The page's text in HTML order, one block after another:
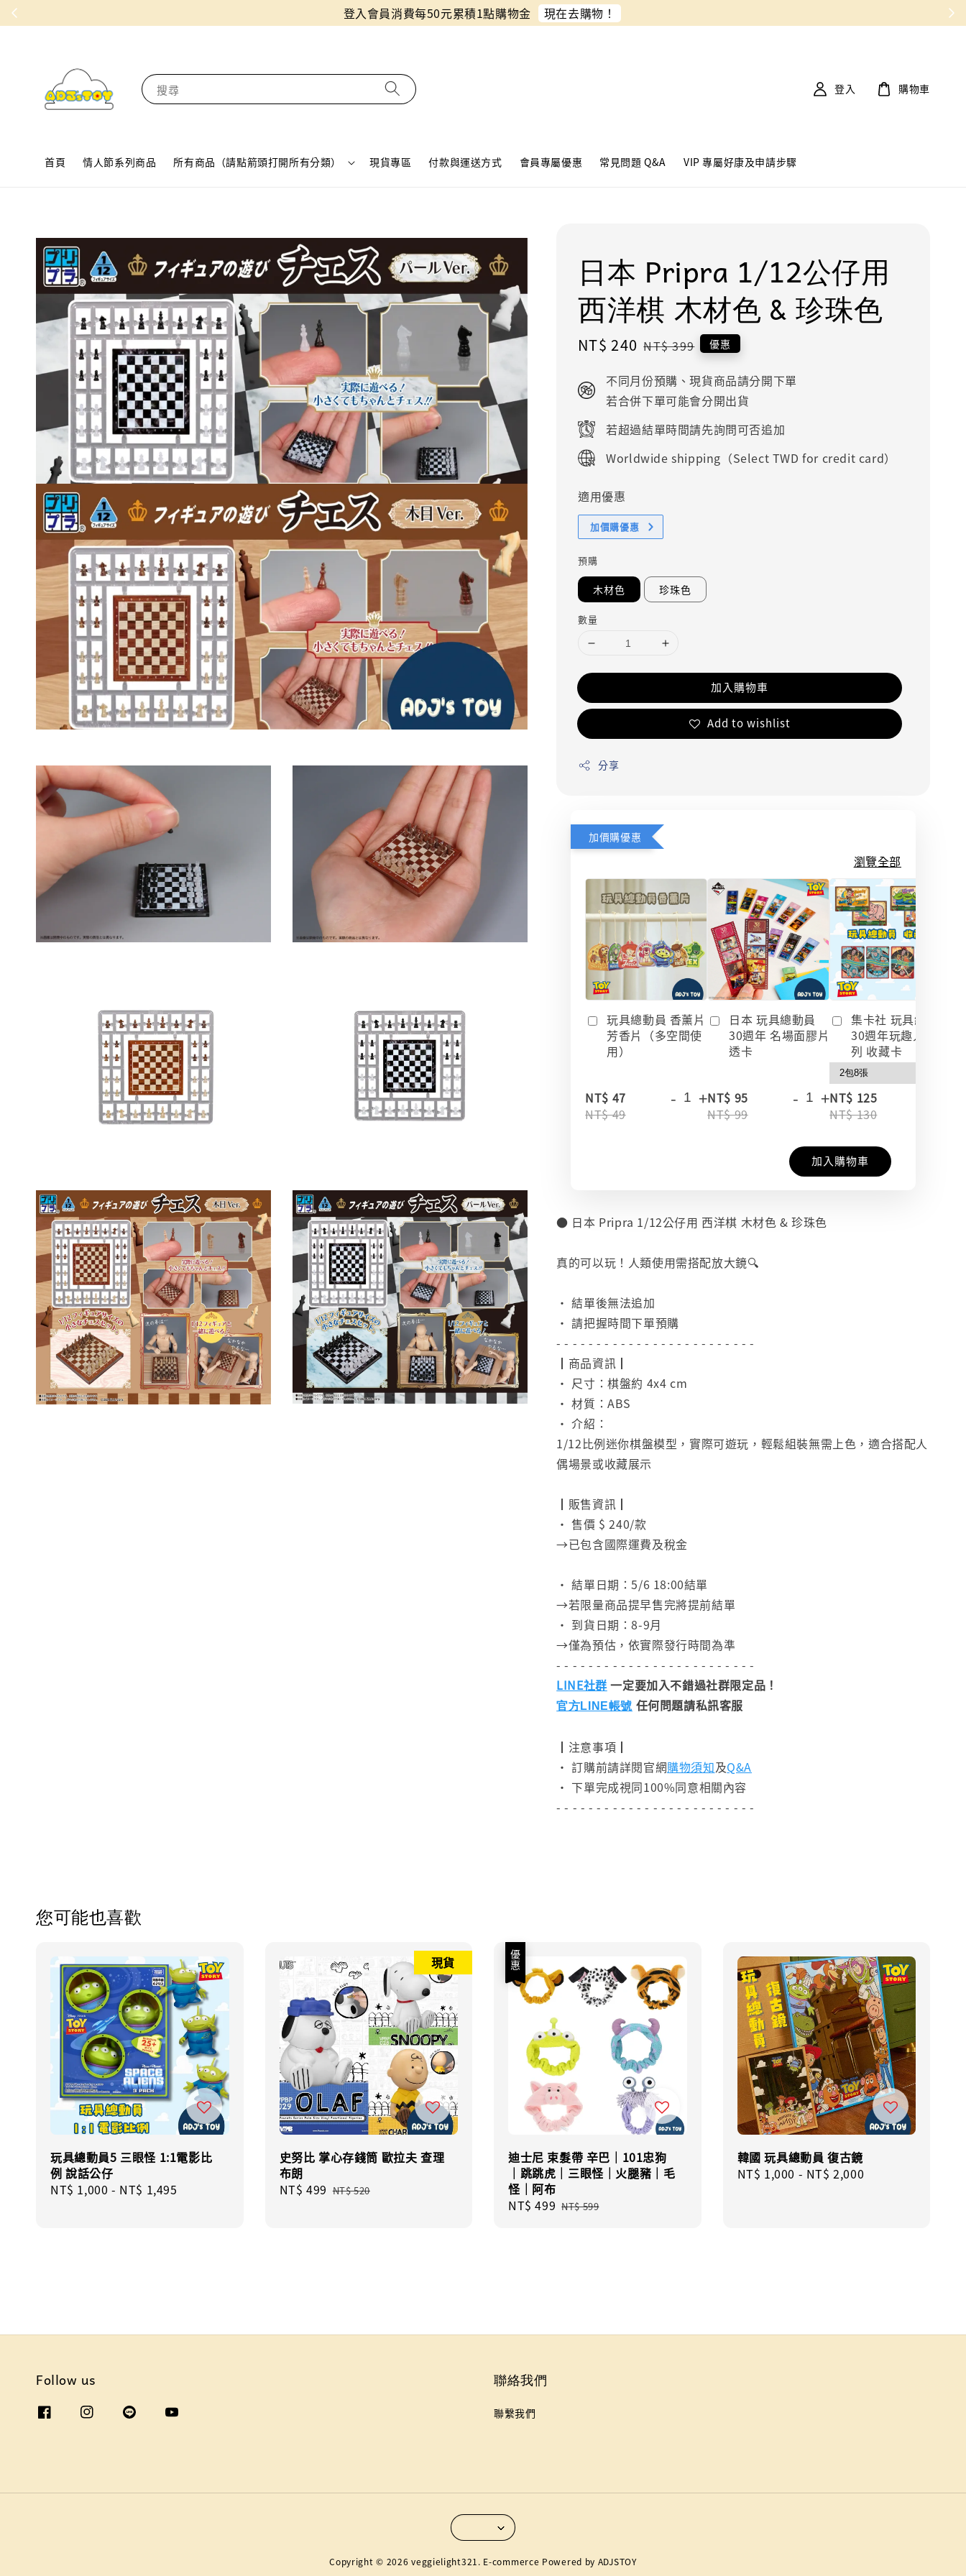
同月份預購單免費合併！只需付一筆運費
搜尋
首頁 情人節系列商品 所有商品（請點箭頭打開所有分類） 現貨專區 付款與運送方式 會員專屬優惠 常見問題 Q&A VIP 專屬好康及申請步驟
登入 購物車
日本 Pripra 1/12公仔用
西洋棋 木材色 & 珍珠色
Sale
NT$ 240 Regular
NT$ 399 優惠
不同月份預購、現貨商品請分開下單
若合併下單可能會分開出貨
若超過結單時間請先詢問可否追加
Worldwide shipping（Select TWD for credit card）
適用優惠
加價購優惠
預購
木材色 珍珠色
數量
加入購物車
Add to wishlist
分享
加價購優惠
瀏覽全部
玩具總動員 香薰片
芳香片（多空間使
用）
NT$ 47
NT$ 49
- +
日本 玩具總動員
30週年 名場面膠片
透卡
NT$ 95
NT$ 99
- +
集卡社 玩具總動員
30週年玩趣人生系
列 收藏卡
NT$ 125
NT$ 130
加入購物車
● 日本 Pripra 1/12公仔用 西洋棋 木材色 & 珍珠色
真的可以玩！人類使用需搭配放大鏡🔍
• 結單後無法追加
• 請把握時間下單預購
- - - - - - - - - - - - - - - - - - - - - - - - -
┃商品資訊┃
• 尺寸：棋盤約 4x4 cm
• 材質：ABS
• 介紹：
1/12比例迷你棋盤模型，實際可遊玩，輕鬆組裝無需上色，適合搭配人
偶場景或收藏展示
┃販售資訊┃
• 售價 $ 240/款
→已包含國際運費及稅金
• 結單日期：5/6 18:00結單
→若限量商品提早售完將提前結單
• 到貨日期：8-9月
→僅為預估，依實際發行時間為準
- - - - - - - - - - - - - - - - - - - - - - - - -
LINE社群 一定要加入不錯過社群限定品！
官方LINE帳號 任何問題請私訊客服
┃注意事項┃
• 訂購前請詳閱官網購物須知及Q&A
• 下單完成視同100%同意相關內容
- - - - - - - - - - - - - - - - - - - - - - - - -
您可能也喜歡
玩具總動員5 三眼怪 1:1電影比
例 說話公仔
Regular
NT$ 1,000 - NT$ 1,495
現貨
史努比 掌心存錢筒 歐拉夫 查理
布朗
Sale
NT$ 499 Regular
NT$ 520
優惠
迪士尼 束髮帶 辛巴｜101忠狗
｜跳跳虎｜三眼怪｜火腿豬｜毛
怪｜阿布
Sale
NT$ 499 Regular
NT$ 599
韓國 玩具總動員 復古鏡
Regular
NT$ 1,000 - NT$ 2,000
Follow us 聯絡我們
聯繫我們
Copyright © 2026 veggielight321. E-commerce Powered by ADJSTOY